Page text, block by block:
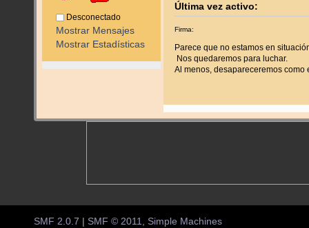
Desconectado
Mostrar Mensajes
Mostrar Estadísticas
Última vez activo:
Firma:
Parece que no estamos en
Nos quedaremos para luchar.
Al menos, desapareceremos como
SMF 2.0.7 SMF © 2011, Simple Machines